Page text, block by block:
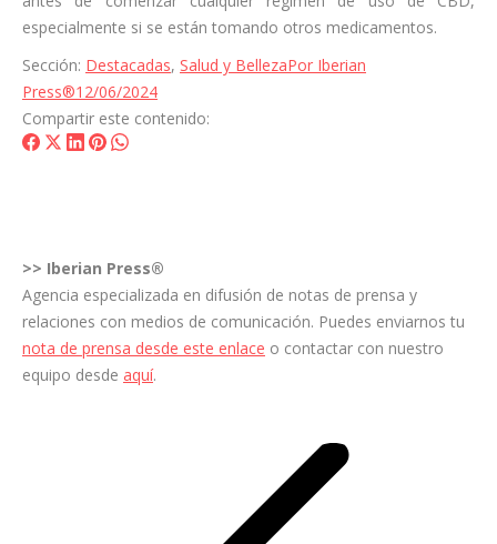
especialmente si se están tomando otros medicamentos.
Sección: Destacadas, Salud y BellezaPor Iberian
Press®12/06/2024
Compartir este contenido:
ShareShareShare
ShareShare
>> Iberian Press®
Agencia especializada en difusión de notas de prensa y
relaciones con medios de comunicación. Puedes enviarnos tu
nota de prensa desde este enlace o contactar con nuestro
equipo desde aquí.